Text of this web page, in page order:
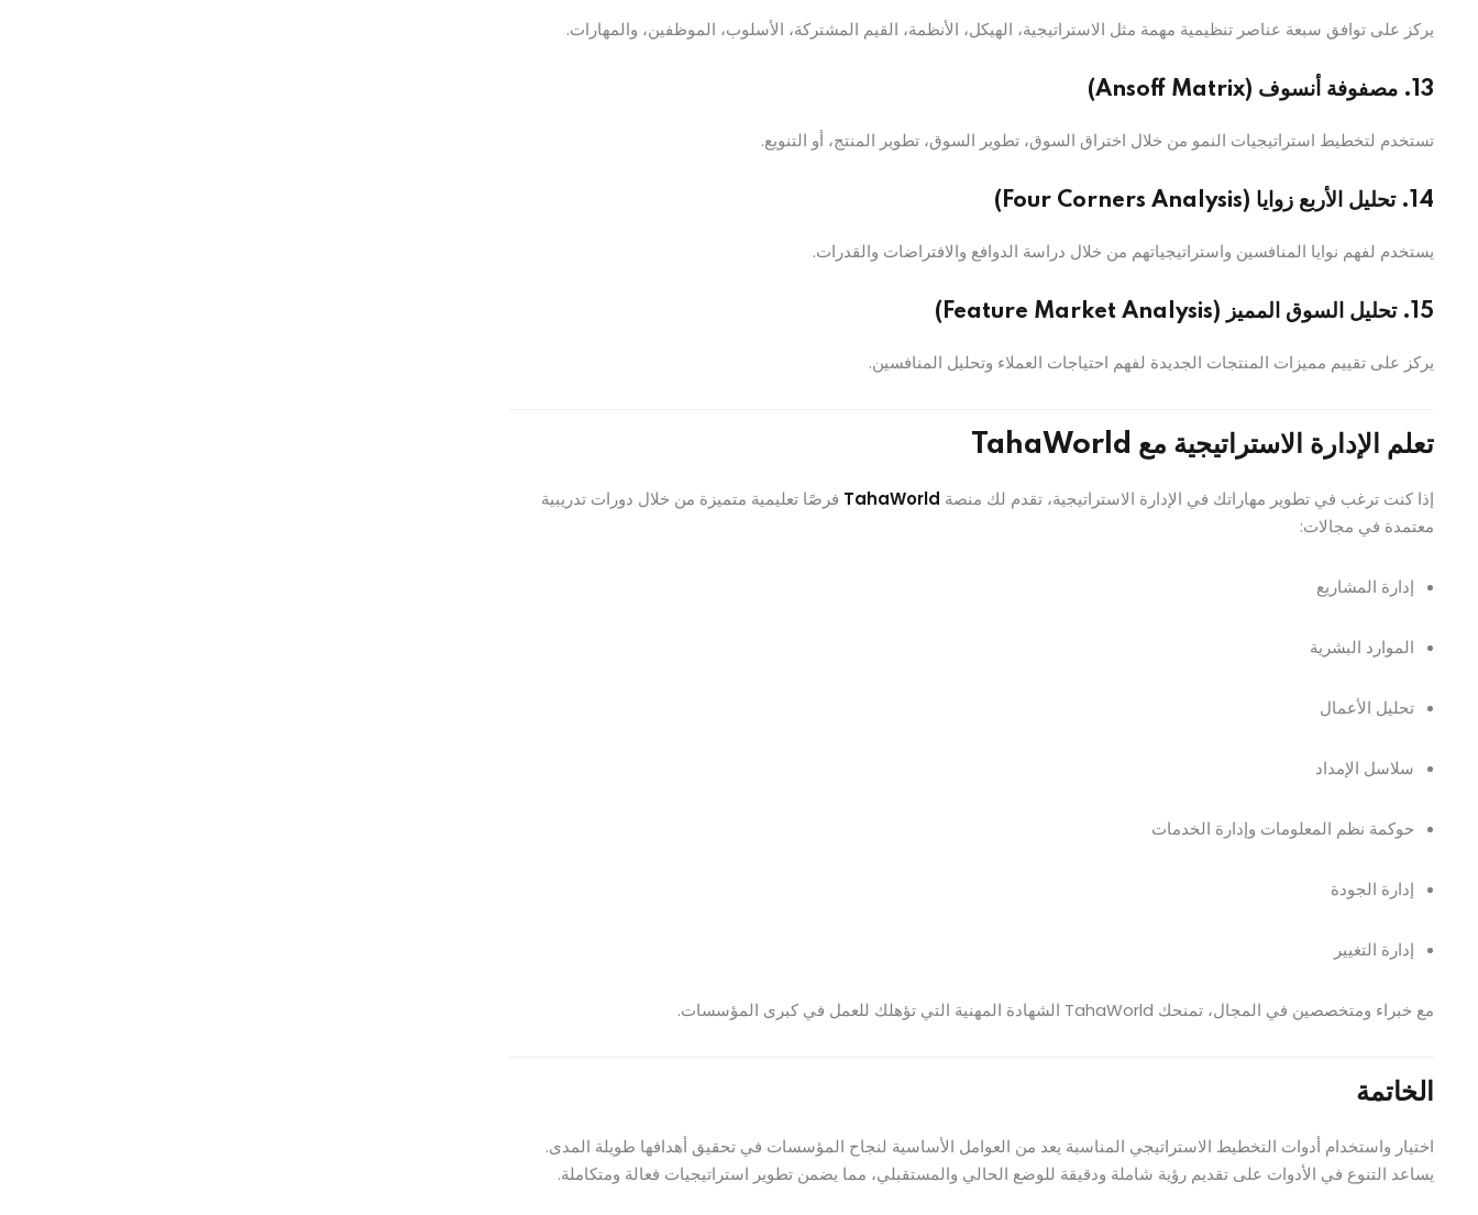
يركز على توافق سبعة عناصر تنظيمية مهمة مثل الاستراتيجية، الهيكل، الأنظمة، القيم المشتركة، الأسلوب، الموظفين، والمهارات.
13. مصفوفة أنسوف (Ansoff Matrix)
تستخدم لتخطيط استراتيجيات النمو من خلال اختراق السوق، تطوير السوق، تطوير المنتج، أو التنويع.
14. تحليل الأربع زوايا (Four Corners Analysis)
يستخدم لفهم نوايا المنافسين واستراتيجياتهم من خلال دراسة الدوافع والافتراضات والقدرات.
15. تحليل السوق المميز (Feature Market Analysis)
يركز على تقييم مميزات المنتجات الجديدة لفهم احتياجات العملاء وتحليل المنافسين.
تعلم الإدارة الاستراتيجية مع TahaWorld
إذا كنت ترغب في تطوير مهاراتك في الإدارة الاستراتيجية، تقدم لك منصة TahaWorld فرصًا تعليمية متميزة من خلال دورات تدريبية
معتمدة في مجالات:
إدارة المشاريع
الموارد البشرية
تحليل الأعمال
سلاسل الإمداد
حوكمة نظم المعلومات وإدارة الخدمات
إدارة الجودة
إدارة التغيير
مع خبراء ومتخصصين في المجال، تمنحك TahaWorld الشهادة المهنية التي تؤهلك للعمل في كبرى المؤسسات.
الخاتمة
اختيار واستخدام أدوات التخطيط الاستراتيجي المناسبة يعد من العوامل الأساسية لنجاح المؤسسات في تحقيق أهدافها طويلة المدى.
يساعد التنوع في الأدوات على تقديم رؤية شاملة ودقيقة للوضع الحالي والمستقبلي، مما يضمن تطوير استراتيجيات فعالة ومتكاملة.